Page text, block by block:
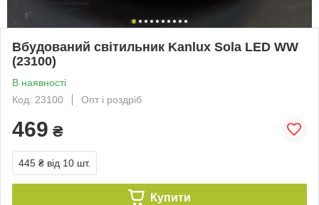
Вбудований світильник Kanlux Sola LED WW
(23100)
В наявності
Код: 23100
Опт і роздріб
469 ₴
445 ₴ від 10 шт.
Купити